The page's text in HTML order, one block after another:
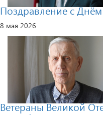
Поздравление с
8 мая 2026
Ветераны Великой